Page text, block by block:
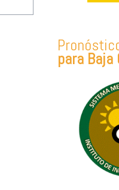
para